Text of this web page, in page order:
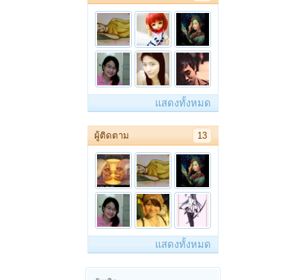
แสดงทั้งหมด
ผู้ติดตาม 13
แสดงทั้งหมด